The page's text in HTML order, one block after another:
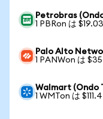
Petrobras
1 PBRon は
Palo Alto
1 PANWon は
Walmart (Ondo
1 WMTon は